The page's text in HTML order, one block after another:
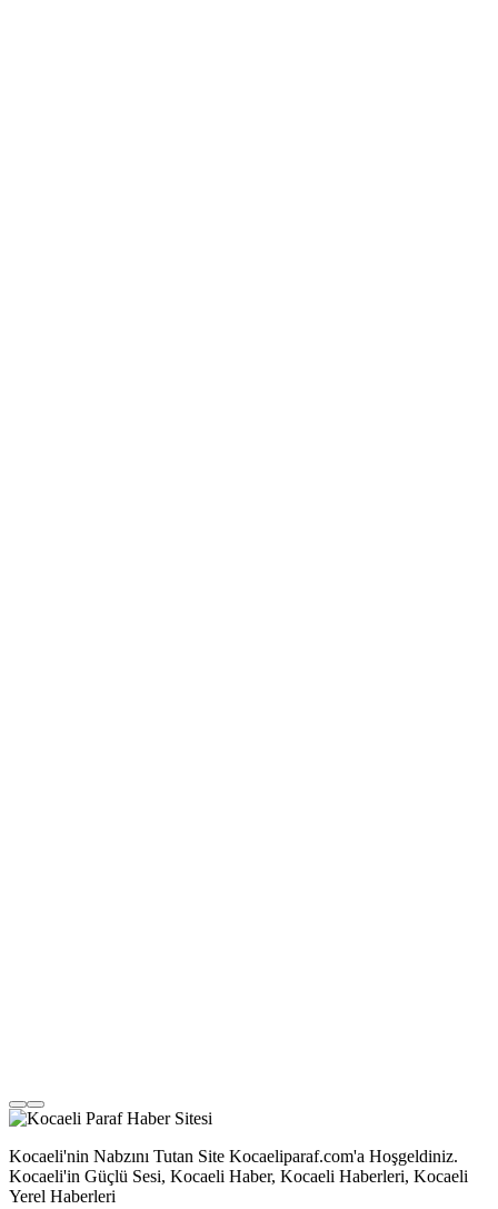
Kocaeli'nin Nabzını Tutan Site Kocaeliparaf.com'a Hoşgeldiniz.
Kocaeli'in Güçlü Sesi, Kocaeli Haber, Kocaeli Haberleri, Kocaeli
Yerel Haberleri